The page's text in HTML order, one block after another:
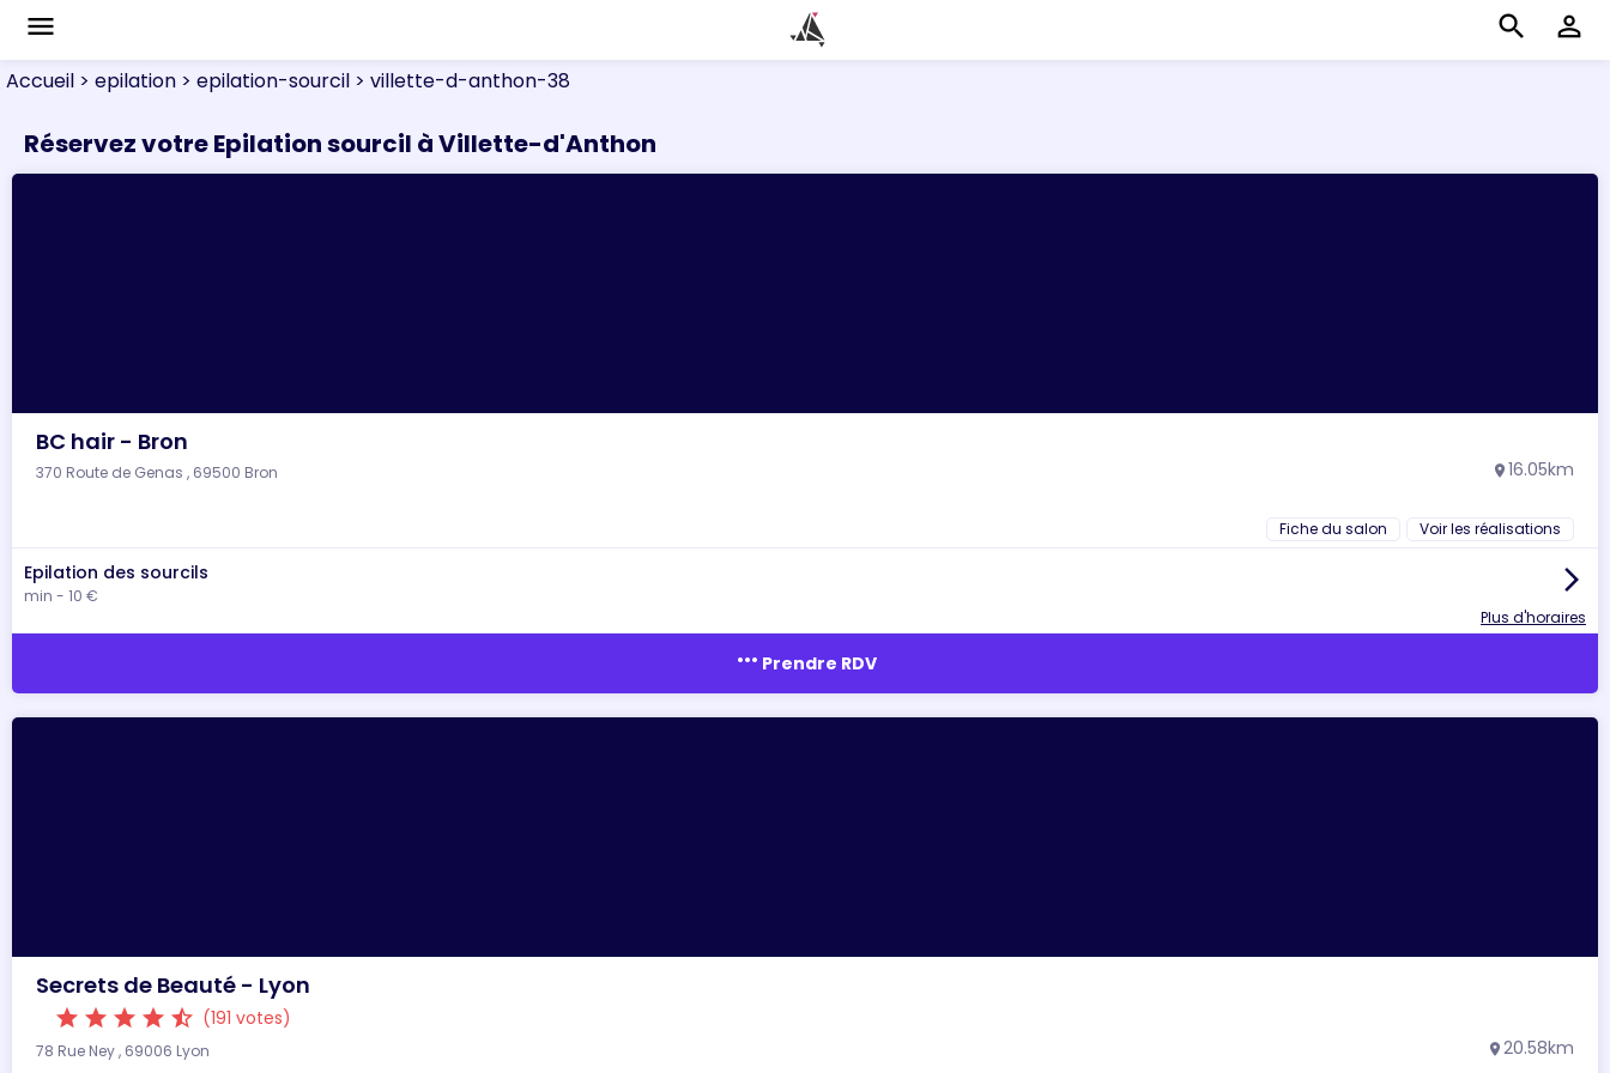
menu search perm_identity
Accueil > epilation > epilation-sourcil > villette-d-anthon-38
Réservez votre Epilation sourcil à Villette-d'Anthon
BC hair - Bron
370 Route de Genas , 69500 Bron location_on 16.05km
Fiche du salon Voir les réalisations
Epilation des sourcils
min - 10 €
arrow_forward_ios
Plus d'horaires
more_horiz Prendre RDV
Secrets de Beauté - Lyon
star star star star star_half (191 votes)
78 Rue Ney , 69006 Lyon location_on 20.58km